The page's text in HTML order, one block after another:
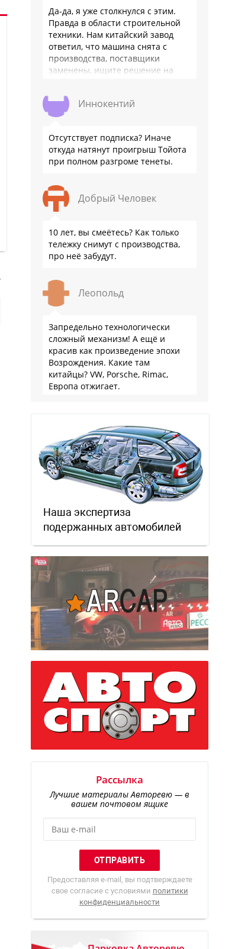
Да-да, я уже столкнулся с этим.
Правда в области строительной
техники. Нам китайский завод
ответил, что машина снята с
производства, поставщики
заменены, ищите решение на
официальном бланке …
Иннокентий
Отсутствует подписка? Иначе
откуда натянут проигрыш Тойота
при полном разгроме тенеты.
Добрый Человек
10 лет, вы смеётесь? Как только
тележку снимут с производства,
про неё забудут.
Леопольд
Запредельно технологически
сложный механизм! А ещё и
красив как произведение эпохи
Возрождения. Какие там
китайцы? VW, Porsche, Rimac,
Европа отжигает.
Наша экспертиза
подержанных автомобилей
Рассылка
Лучшие материалы Авторевю — в
вашем почтовом ящике
Предоставляя e-mail, вы подтверждаете
свое согласие с условиями политики
конфиденциальности